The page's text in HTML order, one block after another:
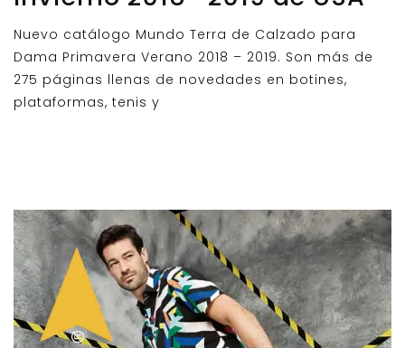
Nuevo catálogo Mundo Terra de Calzado para
Dama Primavera Verano 2018 – 2019. Son más de
275 páginas llenas de novedades en botines,
plataformas, tenis y